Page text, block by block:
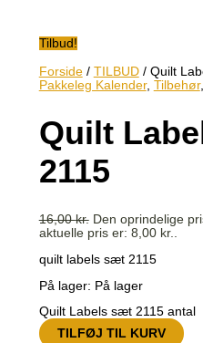
Tilbud!
Forside/ TILBUD/ Quilt
Pakkeleg Kalender, Tilbehør,
Quilt
2115
16,00kr. Den oprindelige
aktuelle pris er: 8,00 kr..
quilt labels sæt 2115
På lager: På lager
Quilt Labels sæt 2115 antal
TILFØJ TIL KURV